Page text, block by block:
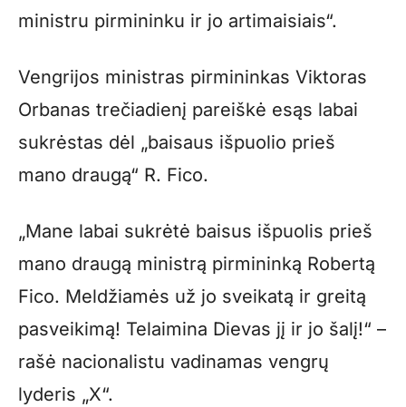
ministru pirmininku ir jo artimaisiais“.
Vengrijos ministras pirmininkas Viktoras
Orbanas trečiadienį pareiškė esąs labai
sukrėstas dėl „baisaus išpuolio prieš
mano draugą“ R. Fico.
„Mane labai sukrėtė baisus išpuolis prieš
mano draugą ministrą pirmininką Robertą
Fico. Meldžiamės už jo sveikatą ir greitą
pasveikimą! Telaimina Dievas jį ir jo šalį!“ –
rašė nacionalistu vadinamas vengrų
lyderis „X“.